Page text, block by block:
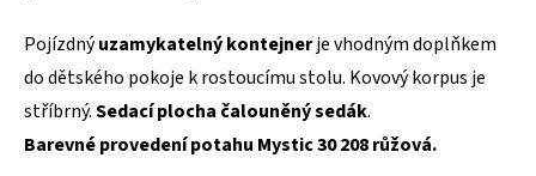
Pojízdnýuzamykatelný kontejnerje vhodným doplňkem
do dětského pokoje k rostoucímu stolu. Kovový korpus je
stříbrný.Sedací plocha čalouněný sedák.
Barevné provedení potahu Mystic 30 208 růžová.